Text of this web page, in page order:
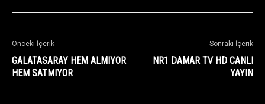
Önceki İçerik
GALATASARAY HEM ALMIYOR
HEM SATMIYOR
Sonraki İçerik
NR1 DAMAR TV HD CANLI
YAYIN